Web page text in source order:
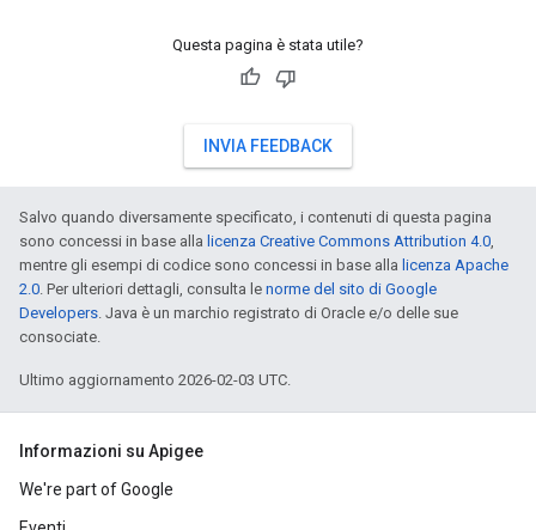
Questa pagina è stata utile?
INVIA FEEDBACK
Salvo quando diversamente specificato, i contenuti di questa pagina
sono concessi in base alla licenza Creative Commons Attribution 4.0,
mentre gli esempi di codice sono concessi in base alla licenza Apache
2.0. Per ulteriori dettagli, consulta le norme del sito di Google
Developers. Java è un marchio registrato di Oracle e/o delle sue
consociate.
Ultimo aggiornamento 2026-02-03 UTC.
Informazioni su Apigee
We're part of Google